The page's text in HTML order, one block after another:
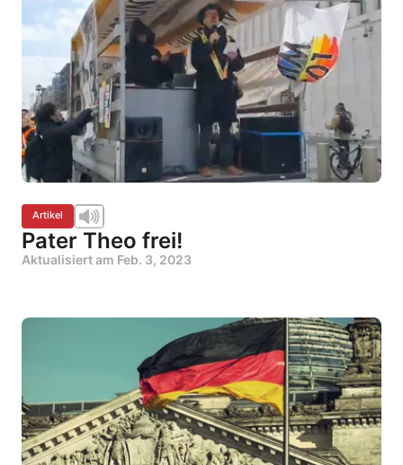
Artikel
Pater Theo frei!
Aktualisiert am Feb. 3, 2023